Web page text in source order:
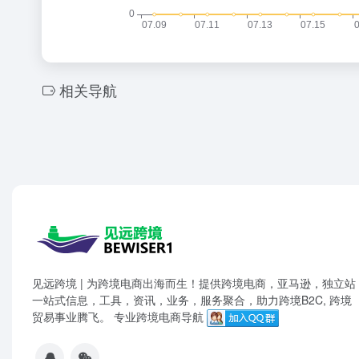
相关导航
见远跨境 | 为跨境电商出海而生！提供跨境电商，亚马逊，独立站
一站式信息，工具，资讯，业务，服务聚合，助力跨境B2C, 跨境
贸易事业腾飞。 专业跨境电商导航